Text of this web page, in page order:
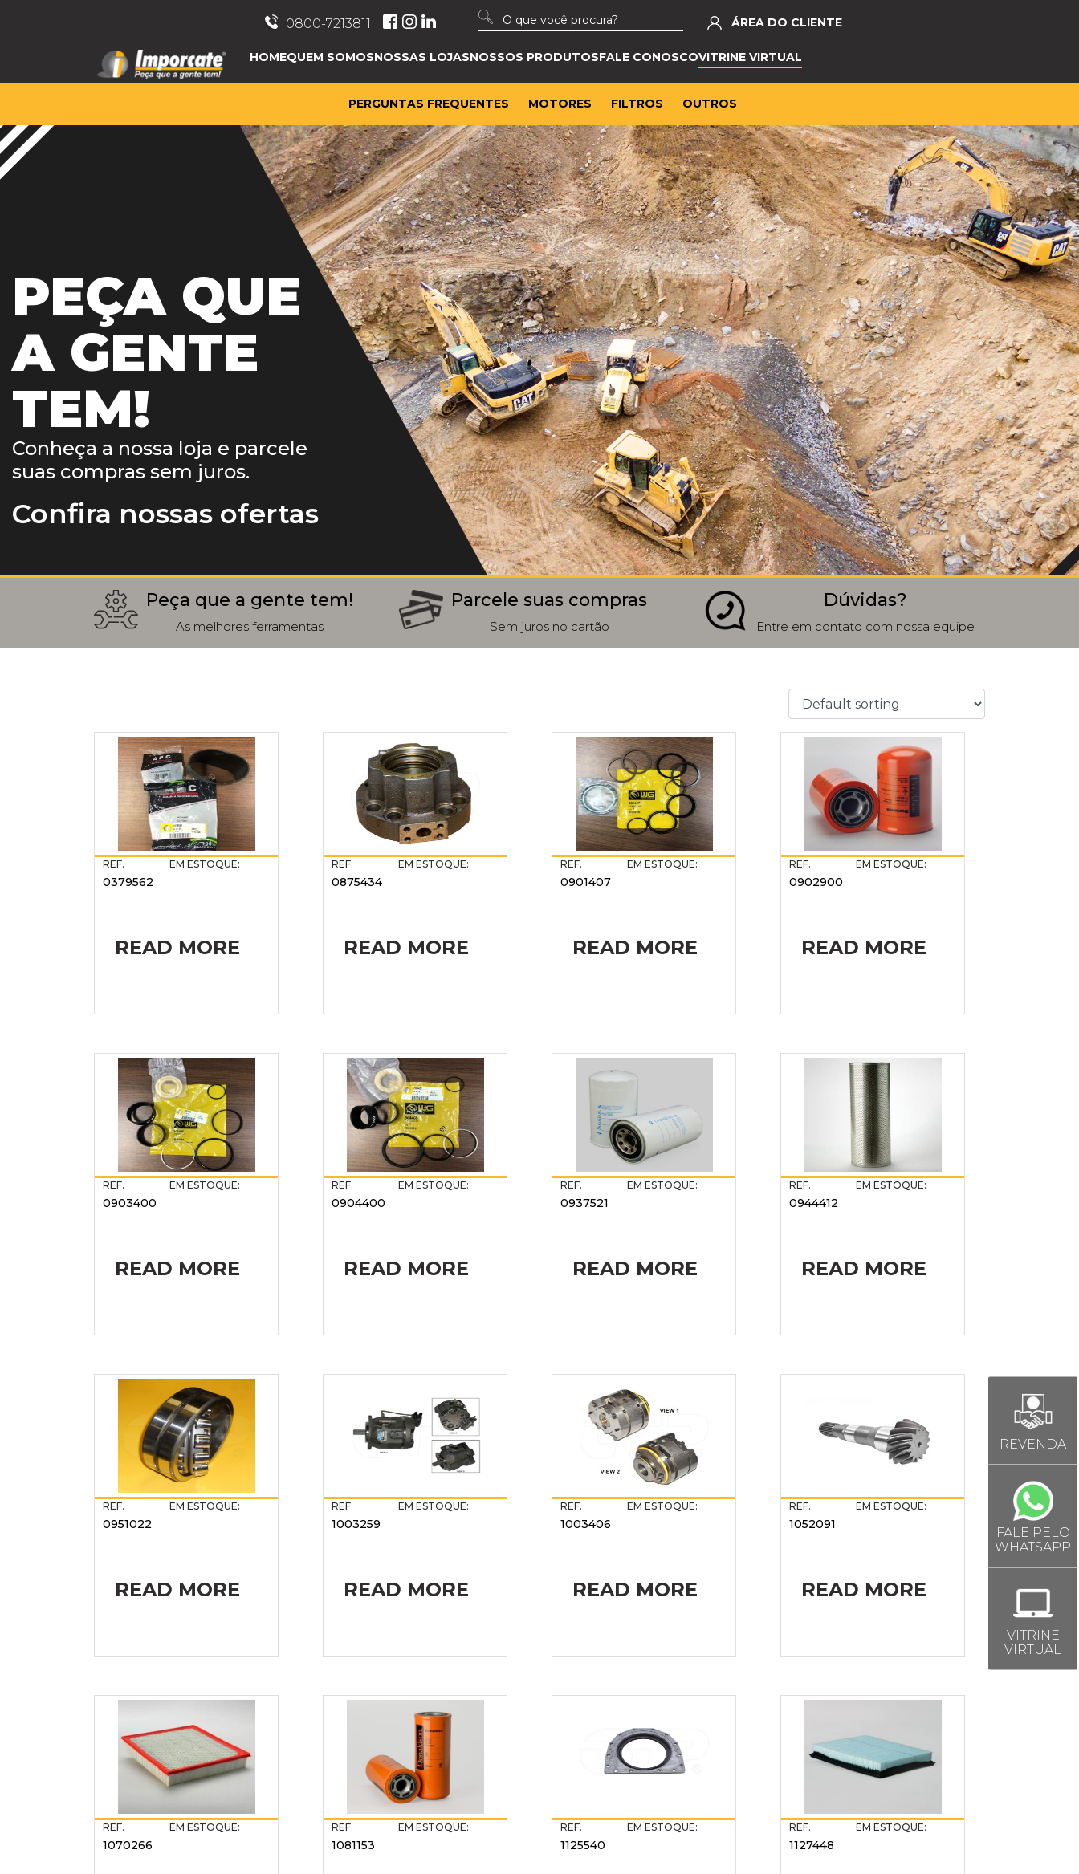
0800-7213811
Search
ÁREA DO CLIENTE
HOMEQUEM SOMOSNOSSAS LOJASNOSSOS PRODUTOSFALE CONOSCOVITRINE VIRTUAL
PERGUNTAS FREQUENTES MOTORES FILTROS OUTROS
REVENDA
FALE PELO
WHATSAPP
VITRINE
VIRTUAL
PEÇA QUE
A GENTE
TEM!
Conheça a nossa loja e parcele
suas compras sem juros.
Confira nossas ofertas
Peça que a gente tem!
As melhores ferramentas
Parcele suas compras
Sem juros no cartão
Dúvidas?
Entre em contato com nossa equipe
REF. EM ESTOQUE:
0379562
READ MORE
REF. EM ESTOQUE:
0875434
READ MORE
REF. EM ESTOQUE:
0901407
READ MORE
REF. EM ESTOQUE:
0902900
READ MORE
REF. EM ESTOQUE:
0903400
READ MORE
REF. EM ESTOQUE:
0904400
READ MORE
REF. EM ESTOQUE:
0937521
READ MORE
REF. EM ESTOQUE:
0944412
READ MORE
REF. EM ESTOQUE:
0951022
READ MORE
REF. EM ESTOQUE:
1003259
READ MORE
REF. EM ESTOQUE:
1003406
READ MORE
REF. EM ESTOQUE:
1052091
READ MORE
REF. EM ESTOQUE:
1070266
REF. EM ESTOQUE:
1081153
REF. EM ESTOQUE:
1125540
REF. EM ESTOQUE:
1127448